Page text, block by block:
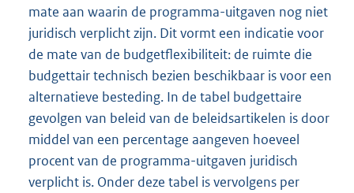
mate aan waarin de programma-uitgaven nog niet
juridisch verplicht zijn. Dit vormt een indicatie voor
de mate van de budgetflexibiliteit: de ruimte die
budgettair technisch bezien beschikbaar is voor een
alternatieve besteding. In de tabel budgettaire
gevolgen van beleid van de beleidsartikelen is door
middel van een percentage aangeven hoeveel
procent van de programma-uitgaven juridisch
verplicht is. Onder deze tabel is vervolgens per